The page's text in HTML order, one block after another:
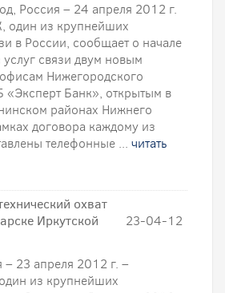
Россия – 24 апреля 2012 г.
один из крупнейших
в России, сообщает о начале
услуг связи двум новым
Нижегородского
Банк», открытым в
районах Нижнего
договора каждому из
телефонные ... читать
охват
Иркутской
23-04-12
– 23 апреля 2012 г. –
из крупнейших